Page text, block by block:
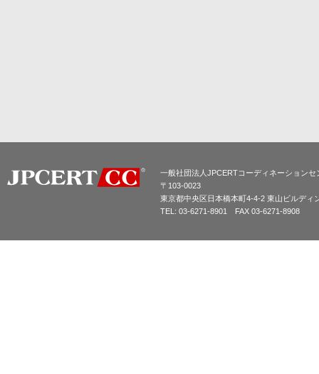
一般社団法人JPCERTコーディネーションセ
〒103-0023
東京都中央区日本橋本町4-4-2 東山ビルディ
TEL: 03-6271-8901 FAX 03-6271-8908